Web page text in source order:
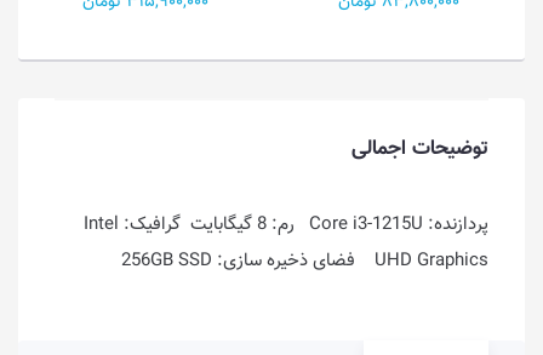
توضیحات اجمالی
پردازنده: Core i3-1215U رم: 8 گیگابایت گرافیک: Intel
UHD Graphics فضای ذخیره سازی: 256GB SSD